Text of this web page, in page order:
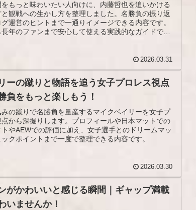
もっと味わいたい人向けに、内藤哲也を追いかける
観戦への生かし方を整理しました。名勝負の振り返
運営のヒントまで一通りイメージできる内容です。
年のファンまで安心して使える実践的なガイドで
2026.03.31
ーの蹴りと物語を追う女子プロレス視点
負をもっと楽しもう！
の蹴りで名勝負を量産するマイクベイリーを女子プ
から深掘りします。プロフィールや日本マットでの
やAEWでの評価に加え、女子選手とのドリームマッ
クポイントまで一度で整理できる内容です。
2026.03.30
がかわいいと感じる瞬間｜ギャップ満載
いませんか！